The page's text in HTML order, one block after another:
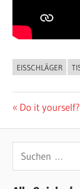
ALLGEMEIN
EISSCHLÄGER
Vorheriger
Do it yourself?
Suchen
nach: